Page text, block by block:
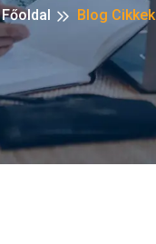
Főoldal Blog